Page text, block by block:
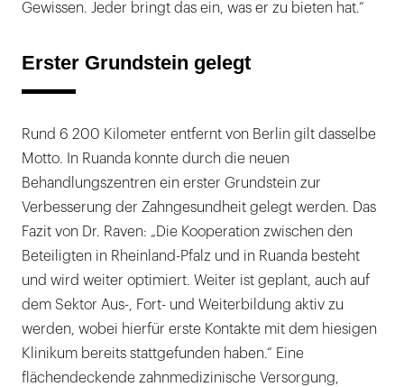
Gewissen. Jeder bringt das ein, was er zu bieten hat.“
Erster Grundstein gelegt
Rund 6 200 Kilometer entfernt von Berlin gilt dasselbe
Motto. In Ruanda konnte durch die neuen
Behandlungszentren ein erster Grundstein zur
Verbesserung der Zahngesundheit gelegt werden. Das
Fazit von Dr. Raven: „Die Kooperation zwischen den
Beteiligten in Rheinland-Pfalz und in Ruanda besteht
und wird weiter optimiert. Weiter ist geplant, auch auf
dem Sektor Aus-, Fort- und Weiterbildung aktiv zu
werden, wobei hierfür erste Kontakte mit dem hiesigen
Klinikum bereits stattgefunden haben.“ Eine
flächendeckende zahnmedizinische Versorgung,